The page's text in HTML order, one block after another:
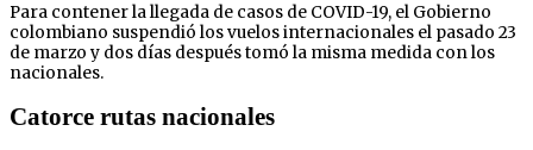
Para contener la llegada de casos de COVID-19, el Gobierno
colombiano suspendió los vuelos internacionales el pasado 23
de marzo y dos días después tomó la misma medida con los
nacionales.
Catorce rutas nacionales